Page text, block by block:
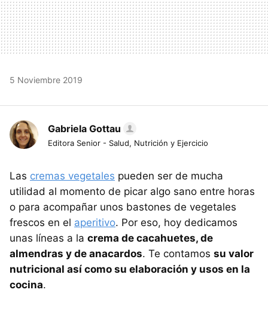
5 Noviembre 2019
Gabriela Gottau
Editora Senior - Salud, Nutrición y Ejercicio
Las cremas vegetales pueden ser de mucha
utilidad al momento de picar algo sano entre horas
o para acompañar unos bastones de vegetales
frescos en el aperitivo. Por eso, hoy dedicamos
unas líneas a la crema de cacahuetes, de
almendras y de anacardos. Te contamos su valor
nutricional así como su elaboración y usos en la
cocina.